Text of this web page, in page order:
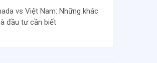
vs Việt Nam: Những khác
đầu tư cần biết